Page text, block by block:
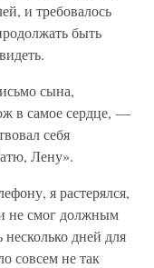
и требовалось
быть
сына,
в самое сердце, —
себя
Лену».
я растерялся,
не смог должным
дней для
совсем не так